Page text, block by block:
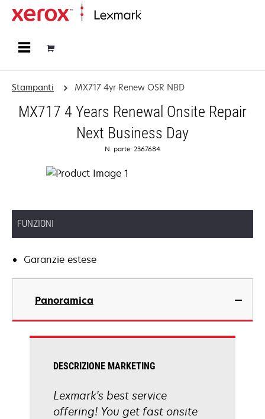
Stampanti MX717 4yr Renew OSR NBD
MX717 4 Years Renewal Onsite Repair
Next Business Day
N. parte: 2367684
FUNZIONI
Garanzie estese
Panoramica
DESCRIZIONE MARKETING
Lexmark's best service
offering! You get fast onsite